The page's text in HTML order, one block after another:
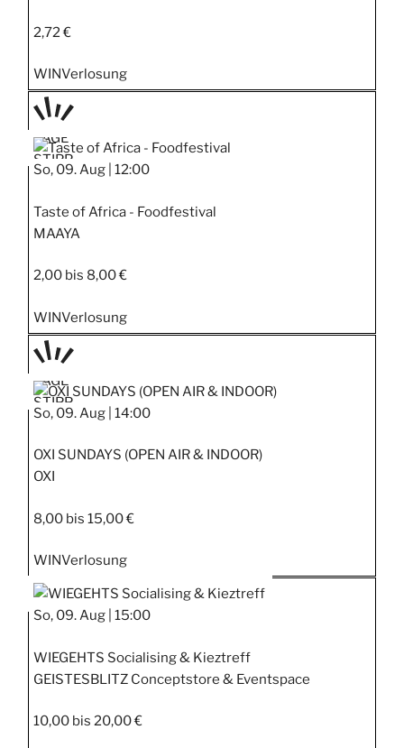
2,72 €
WINVerlosung
TAGE
STIPP
So, 09. Aug | 12:00
Taste of Africa - Foodfestival
MAAYA
2,00 bis 8,00 €
WINVerlosung
TAGE
STIPP
So, 09. Aug | 14:00
OXI SUNDAYS (OPEN AIR & INDOOR)
OXI
8,00 bis 15,00 €
WINVerlosung
So, 09. Aug | 15:00
WIEGEHTS Socialising & Kieztreff
GEISTESBLITZ Conceptstore & Eventspace
10,00 bis 20,00 €